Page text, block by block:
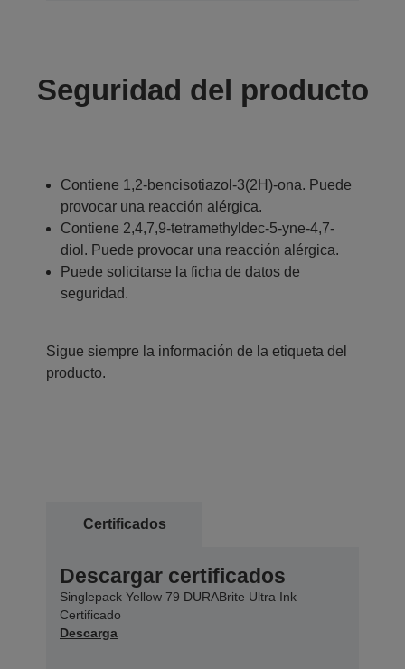
Seguridad del producto
Contiene 1,2-bencisotiazol-3(2H)-ona. Puede
provocar una reacción alérgica.
Contiene 2,4,7,9-tetramethyldec-5-yne-4,7-
diol. Puede provocar una reacción alérgica.
Puede solicitarse la ficha de datos de
seguridad.
Sigue siempre la información de la etiqueta del
producto.
Certificados
Descargar certificados
Singlepack Yellow 79 DURABrite Ultra Ink
Certificado
Descarga